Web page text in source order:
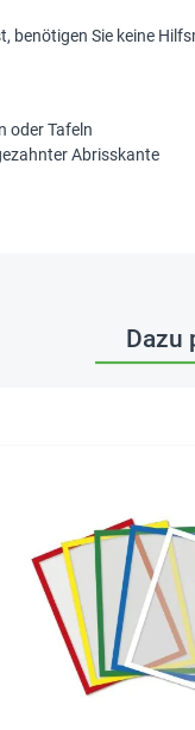
Sie keine
oder Tafeln
Abrisskante
Dazu